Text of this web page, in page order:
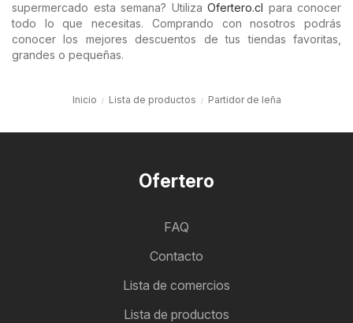
supermercado esta semana? Utiliza Ofertero.cl para conocer
todo lo que necesitas. Comprando con nosotros podrás
conocer los mejores descuentos de tus tiendas favoritas,
grandes o pequeñas.
Inicio Lista de productos Partidor de leña
Ofertero
FAQ
Contacto
Lista de comercios
Lista de productos